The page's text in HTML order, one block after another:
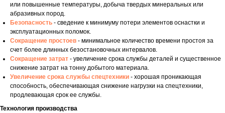
или повышенные температуры, добыча твердых минеральных или
абразивных пород.
Безопасность - сведение к минимуму потери элементов оснастки и
эксплуатационных поломок.
Сокращение простоев - минимальное количество времени простоя за
счет более длинных безостановочных интервалов.
Сокращение затрат - увеличение срока службы деталей и существенное
снижение затрат на тонну добытого материала.
Увеличение срока службы спецтехники - хорошая проникающая
способность, обеспечивающая снижение нагрузки на спецтехники,
продлевающая срок ее службы.
Технология производства